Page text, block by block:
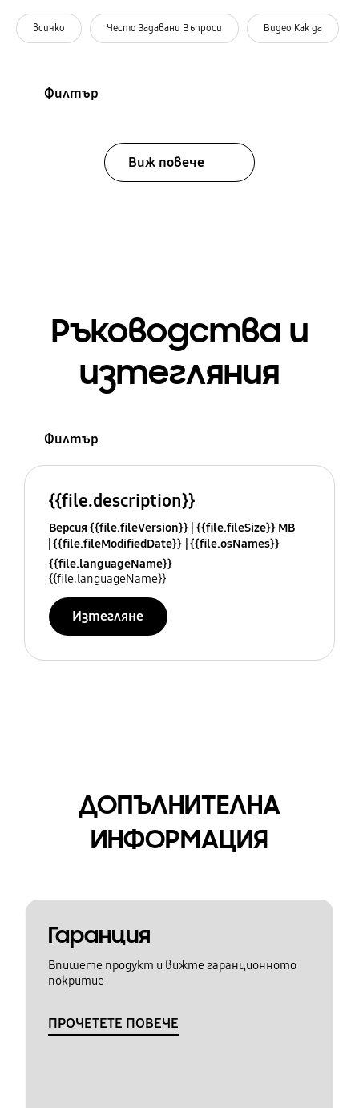
всичко Често Задавани Въпроси Видео Как да
Филтър
Виж повече
Ръководства и
изтегляния
Филтър
{{file.description}}
Версия {{file.fileVersion}} {{file.fileSize}} MB
{{file.fileModifiedDate}} {{file.osNames}}
{{file.languageName}}
{{file.languageName}}
Изтегляне
ДОПЪЛНИТЕЛНА
ИНФОРМАЦИЯ
Гаранция
Впишете продукт и вижте гаранционното
покритие
ПРОЧЕТЕТЕ ПОВЕЧЕ